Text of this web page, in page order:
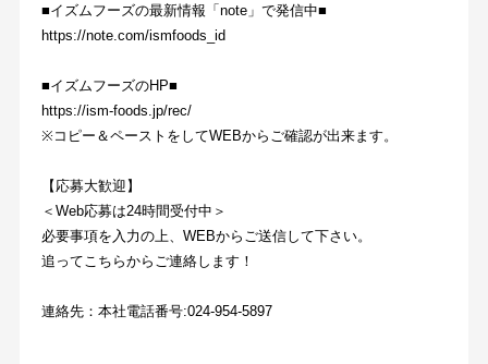
■イズムフーズの最新情報「note」で発信中■
https://note.com/ismfoods_id
■イズムフーズのHP■
https://ism-foods.jp/rec/
※コピー＆ペーストをしてWEBからご確認が出来ます。
【応募大歓迎】
＜Web応募は24時間受付中＞
必要事項を入力の上、WEBからご送信して下さい。
追ってこちらからご連絡します！
連絡先：本社電話番号:024-954-5897